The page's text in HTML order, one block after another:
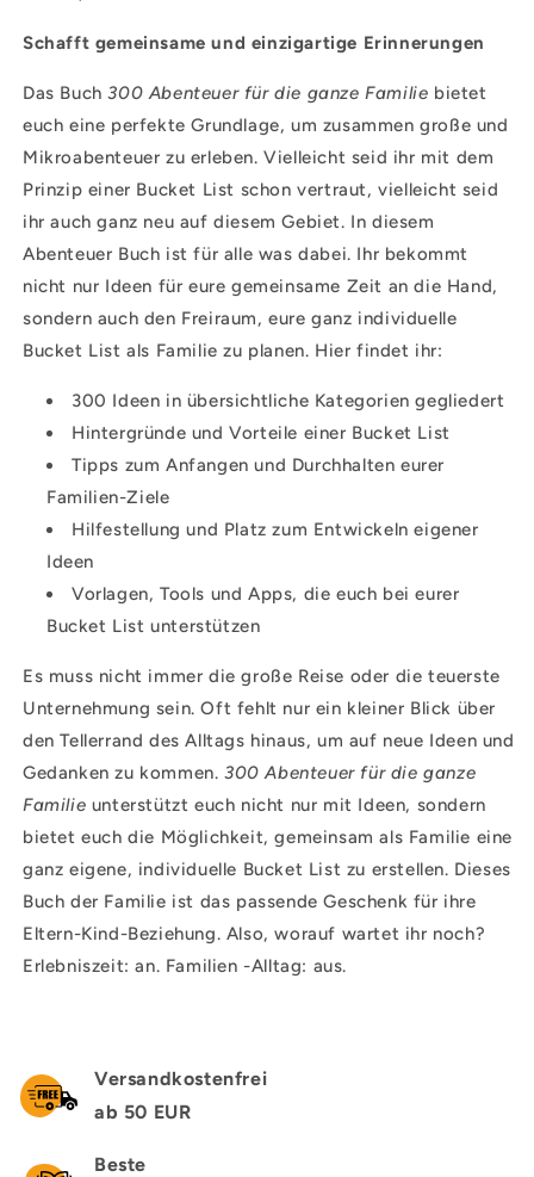
Schafft gemeinsame und einzigartige Erinnerungen
Das Buch300 Abenteuer für die ganze Familie bietet
euch eine perfekte Grundlage, um zusammen große und
Mikroabenteuer zu erleben. Vielleicht seid ihr mit dem
Prinzip einer Bucket List schon vertraut, vielleicht seid
ihr auch ganz neu auf diesem Gebiet. In diesem
Abenteuer Buch ist für alle was dabei. Ihr bekommt
nicht nur Ideen für eure gemeinsame Zeit an die Hand,
sondern auch den Freiraum, eure ganz individuelle
Bucket List als Familie zu planen. Hier findet ihr:
300 Ideen in übersichtliche Kategorien gegliedert
Hintergründe und Vorteile einer Bucket List
Tipps zum Anfangen und Durchhalten eurer
Familien-Ziele
Hilfestellung und Platz zum Entwickeln eigener
Ideen
Vorlagen, Tools und Apps, die euch bei eurer
Bucket List unterstützen
Es muss nicht immer die große Reise oder die teuerste
Unternehmung sein. Oft fehlt nur ein kleiner Blick über
den Tellerrand des Alltags hinaus, um auf neue Ideen und
Gedanken zu kommen.300 Abenteuer für die ganze
Familie unterstützt euch nicht nur mit Ideen, sondern
bietet euch die Möglichkeit, gemeinsam als Familie eine
ganz eigene, individuelle Bucket List zu erstellen. Dieses
Buch der Familie ist das passende Geschenk für ihre
Eltern-Kind-Beziehung. Also, worauf wartet ihr noch?
Erlebniszeit: an. Familien -Alltag: aus.
Versandkostenfrei
ab 50 EUR
Beste